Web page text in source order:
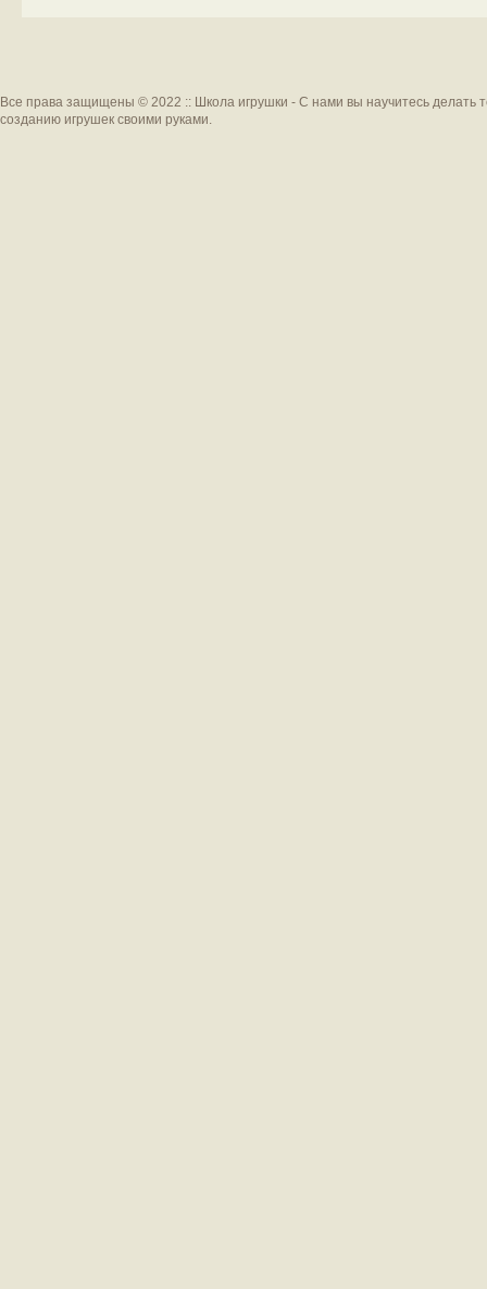
Все права защищены © 2022 :: Школа игрушки - С нами вы научитесь делать
созданию игрушек своими руками.